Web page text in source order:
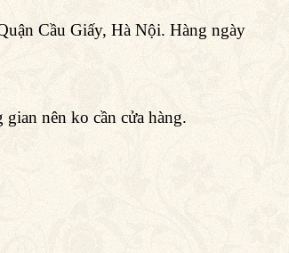
Cầu Giấy, Hà Nội. Hàng ngày
nên ko cần cửa hàng.